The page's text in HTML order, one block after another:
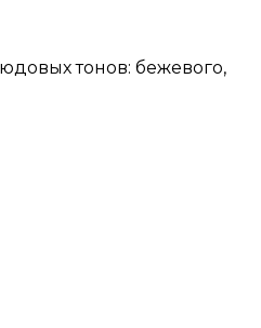
тонов: бежевого,